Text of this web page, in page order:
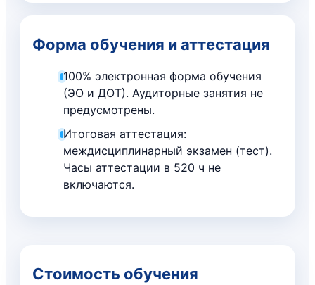
Форма обучения и аттестация
100% электронная форма обучения
(ЭО и ДОТ). Аудиторные занятия не
предусмотрены.
Итоговая аттестация:
междисциплинарный экзамен (тест).
Часы аттестации в 520 ч не
включаются.
Стоимость обучения